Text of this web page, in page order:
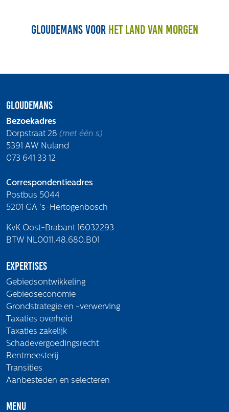
Gloudemans voor het land van morgen
Gloudemans
Bezoekadres
Dorpstraat 28 (met één s)
5391 AW Nuland
073 641 33 12
Correspondentieadres
Postbus 5044
5201 GA 's-Hertogenbosch
KvK Oost-Brabant 16032293
BTW NL0011.48.680.B01
Expertises
Gebiedsontwikkeling
Gebiedseconomie
Grondstrategie en -verwerving
Taxaties overheid
Taxaties zakelijk
Schadevergoedingsrecht
Rentmeesterij
Transities
Aanbesteden en selecteren
Menu